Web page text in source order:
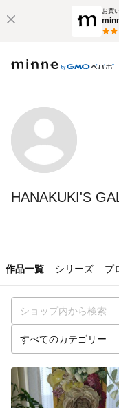
お買
HANAKUKI'S
作品一覧 シリーズ プ